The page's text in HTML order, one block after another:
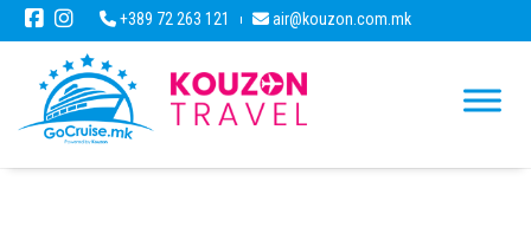
+389 72 263 121 air@kouzon.com.mk